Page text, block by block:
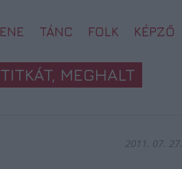
TÁNC FOLK KÉPZŐ
MEGHALT
2011. 07. 27.